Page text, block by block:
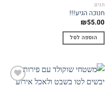
חגים
חנוכה הגיע!!!
₪55.00
הוספה לסל